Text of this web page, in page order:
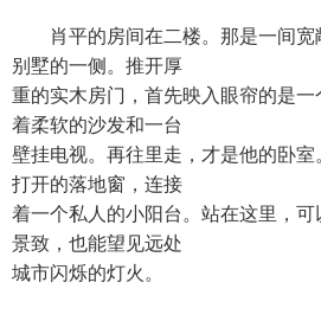
肖平的房间在二楼。那是一间宽
别墅的一侧。推开厚
重的实木房门，首先映入眼帘的是
着柔软的沙发和一台
壁挂电视。再往里走，才是他的卧
打开的落地窗，连接
着一个私人的小阳台。站在这里，
景致，也能望见远处
城市闪烁的灯火。